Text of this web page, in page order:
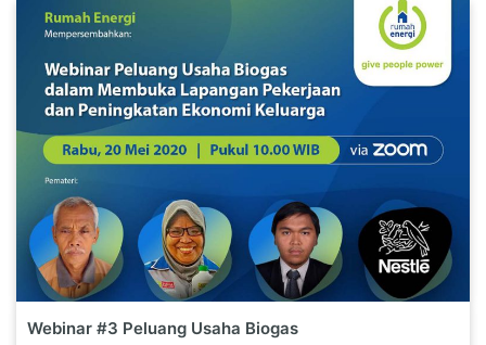
Webinar #3 Peluang Usaha Biogas